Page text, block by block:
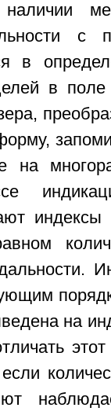
с
в
в
на
индексы
на